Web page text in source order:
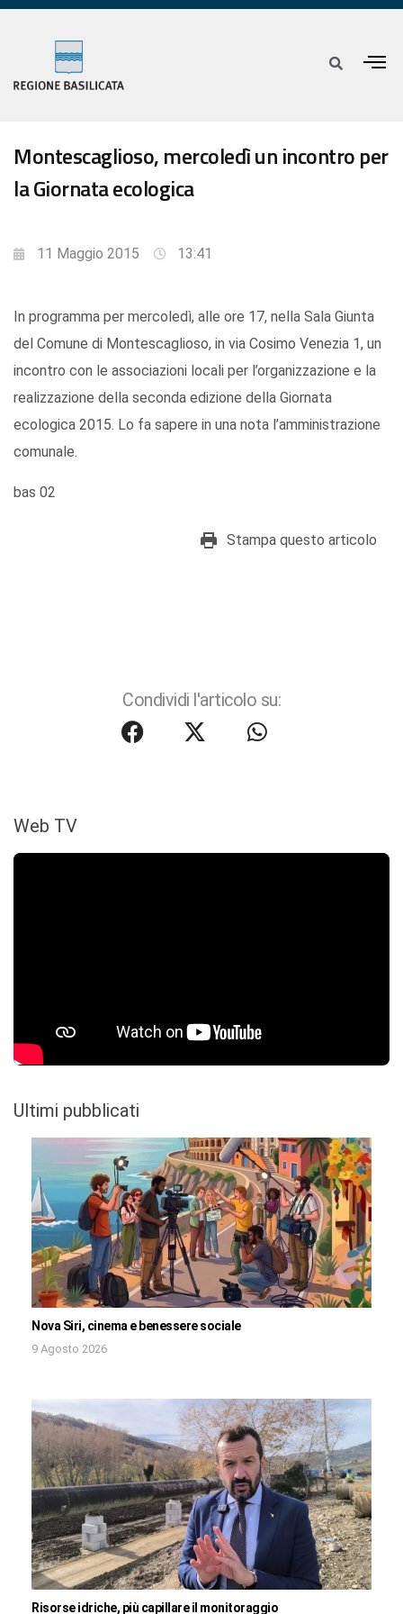
Montescaglioso, mercoledì un incontro per
la Giornata ecologica
11 Maggio 2015 13:41
In programma per mercoledì, alle ore 17, nella Sala Giunta
del Comune di Montescaglioso, in via Cosimo Venezia 1, un
incontro con le associazioni locali per l’organizzazione e la
realizzazione della seconda edizione della Giornata
ecologica 2015. Lo fa sapere in una nota l’amministrazione
comunale.
bas 02
Stampa questo articolo
Condividi l'articolo su:
Web TV
Ultimi pubblicati
Nova Siri, cinema e benessere sociale
9 Agosto 2026
Risorse idriche, più capillare il monitoraggio